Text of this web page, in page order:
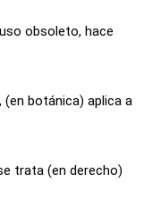
obsoleto, hace
botánica) aplica a
trata (en derecho)